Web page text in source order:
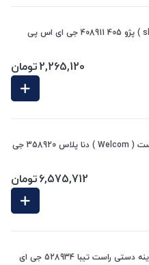
2,265,120تومان
اینه تاشو برقی راست ( Welcom ) دنا پلاس 358920 جی
6,575,712تومان
مجموعه شیشه اینه دستی راست تیبا 528934 جی ای